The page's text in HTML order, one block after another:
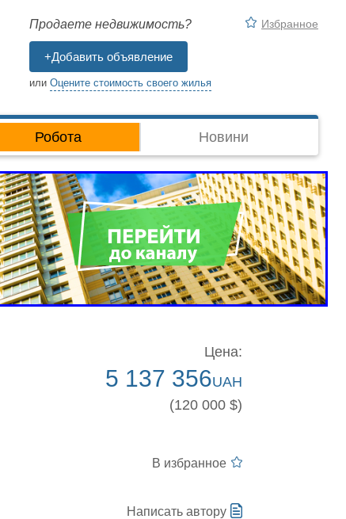
Продаете недвижимость?
+Добавить объявление
или Оцените стоимость своего жилья
Избранное
Робота Новини
Цена:
5 137 356UAH
(120 000 $)
В избранное
Написать автору